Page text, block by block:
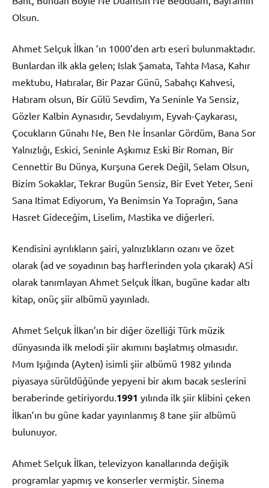
Olsun.
Ahmet Selçuk İlkan ’ın 1000’den artı eseri bulunmaktadır.
Bunlardan ilk akla gelen; Islak Şamata, Tahta Masa, Kahır
mektubu, Hatıralar, Bir Pazar Günü, Sabahçı Kahvesi,
Hatıram olsun, Bir Gülü Sevdim, Ya Seninle Ya Sensiz,
Gözler Kalbin Aynasıdır, Sevdalıyım, Eyvah-Çaykarası,
Çocukların Günahı Ne, Ben Ne İnsanlar Gördüm, Bana Sor
Yalnızlığı, Eskici, Seninle Aşkımız Eski Bir Roman, Bir
Cennettir Bu Dünya, Kurşuna Gerek Değil, Selam Olsun,
Bizim Sokaklar, Tekrar Bugün Sensiz, Bir Evet Yeter, Seni
Sana Itimat Ediyorum, Ya Benimsin Ya Toprağın, Sana
Hasret Gideceğim, Liselim, Mastika ve diğerleri.
Kendisini ayrılıkların şairi, yalnızlıkların ozanı ve özet
olarak (ad ve soyadının baş harflerinden yola çıkarak) ASİ
olarak tanımlayan Ahmet Selçuk İlkan, bugüne kadar altı
kitap, onüç şiir albümü yayınladı.
Ahmet Selçuk İlkan’ın bir diğer özelliği Türk müzik
dünyasında ilk melodi şiir akımını başlatmış olmasıdır.
Mum Işığında (Ayten) isimli şiir albümü 1982 yılında
piyasaya sürüldüğünde yepyeni bir akım bacak seslerini
beraberinde getiriyordu. 1991 yılında ilk şiir klibini çeken
İlkan’ın bu güne kadar yayınlanmış 8 tane şiir albümü
bulunuyor.
Ahmet Selçuk İlkan, televizyon kanallarında değişik
programlar yapmış ve konserler vermiştir. Sinema